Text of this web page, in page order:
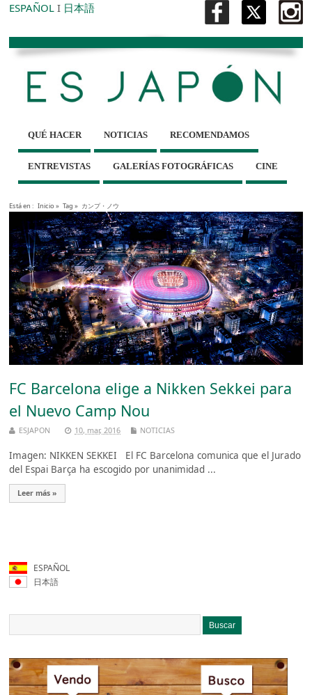
ESPAÑOL I 日本語
QUÉ HACER NOTICIAS RECOMENDAMOS
ENTREVISTAS GALERÍAS FOTOGRÁFICAS CINE
Está en : Inicio» Tag » カンプ・ノウ
FC Barcelona elige a Nikken Sekkei para
el Nuevo Camp Nou
ESJAPON 10, mar, 2016 NOTICIAS
Imagen: NIKKEN SEKKEI El FC Barcelona comunica que el Jurado
del Espai Barça ha escogido por unanimidad ...
Leer más »
ESPAÑOL
日本語